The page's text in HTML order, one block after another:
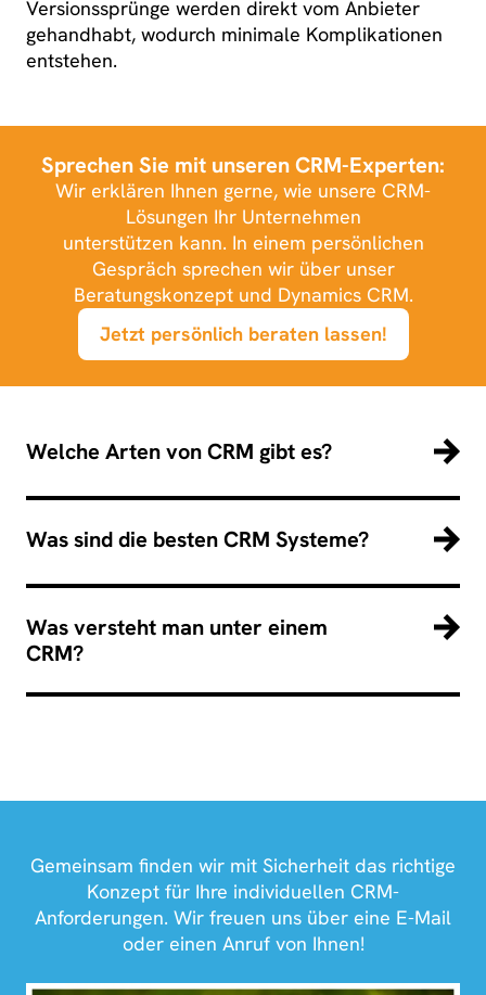
Versionssprünge werden direkt vom Anbieter
gehandhabt, wodurch minimale Komplikationen
entstehen.
Sprechen Sie mit unseren CRM-Experten:
Wir erklären Ihnen gerne, wie unsere CRM-
Lösungen Ihr Unternehmen
unterstützen kann. In einem persönlichen
Gespräch sprechen wir über unser
Beratungskonzept und Dynamics CRM.
Jetzt persönlich beraten lassen!
Welche Arten von CRM gibt es?
Was sind die besten CRM Systeme?
Was versteht man unter einem
CRM?
Gemeinsam finden wir mit Sicherheit das richtige
Konzept für Ihre individuellen CRM-
Anforderungen. Wir freuen uns über eine E-Mail
oder einen Anruf von Ihnen!